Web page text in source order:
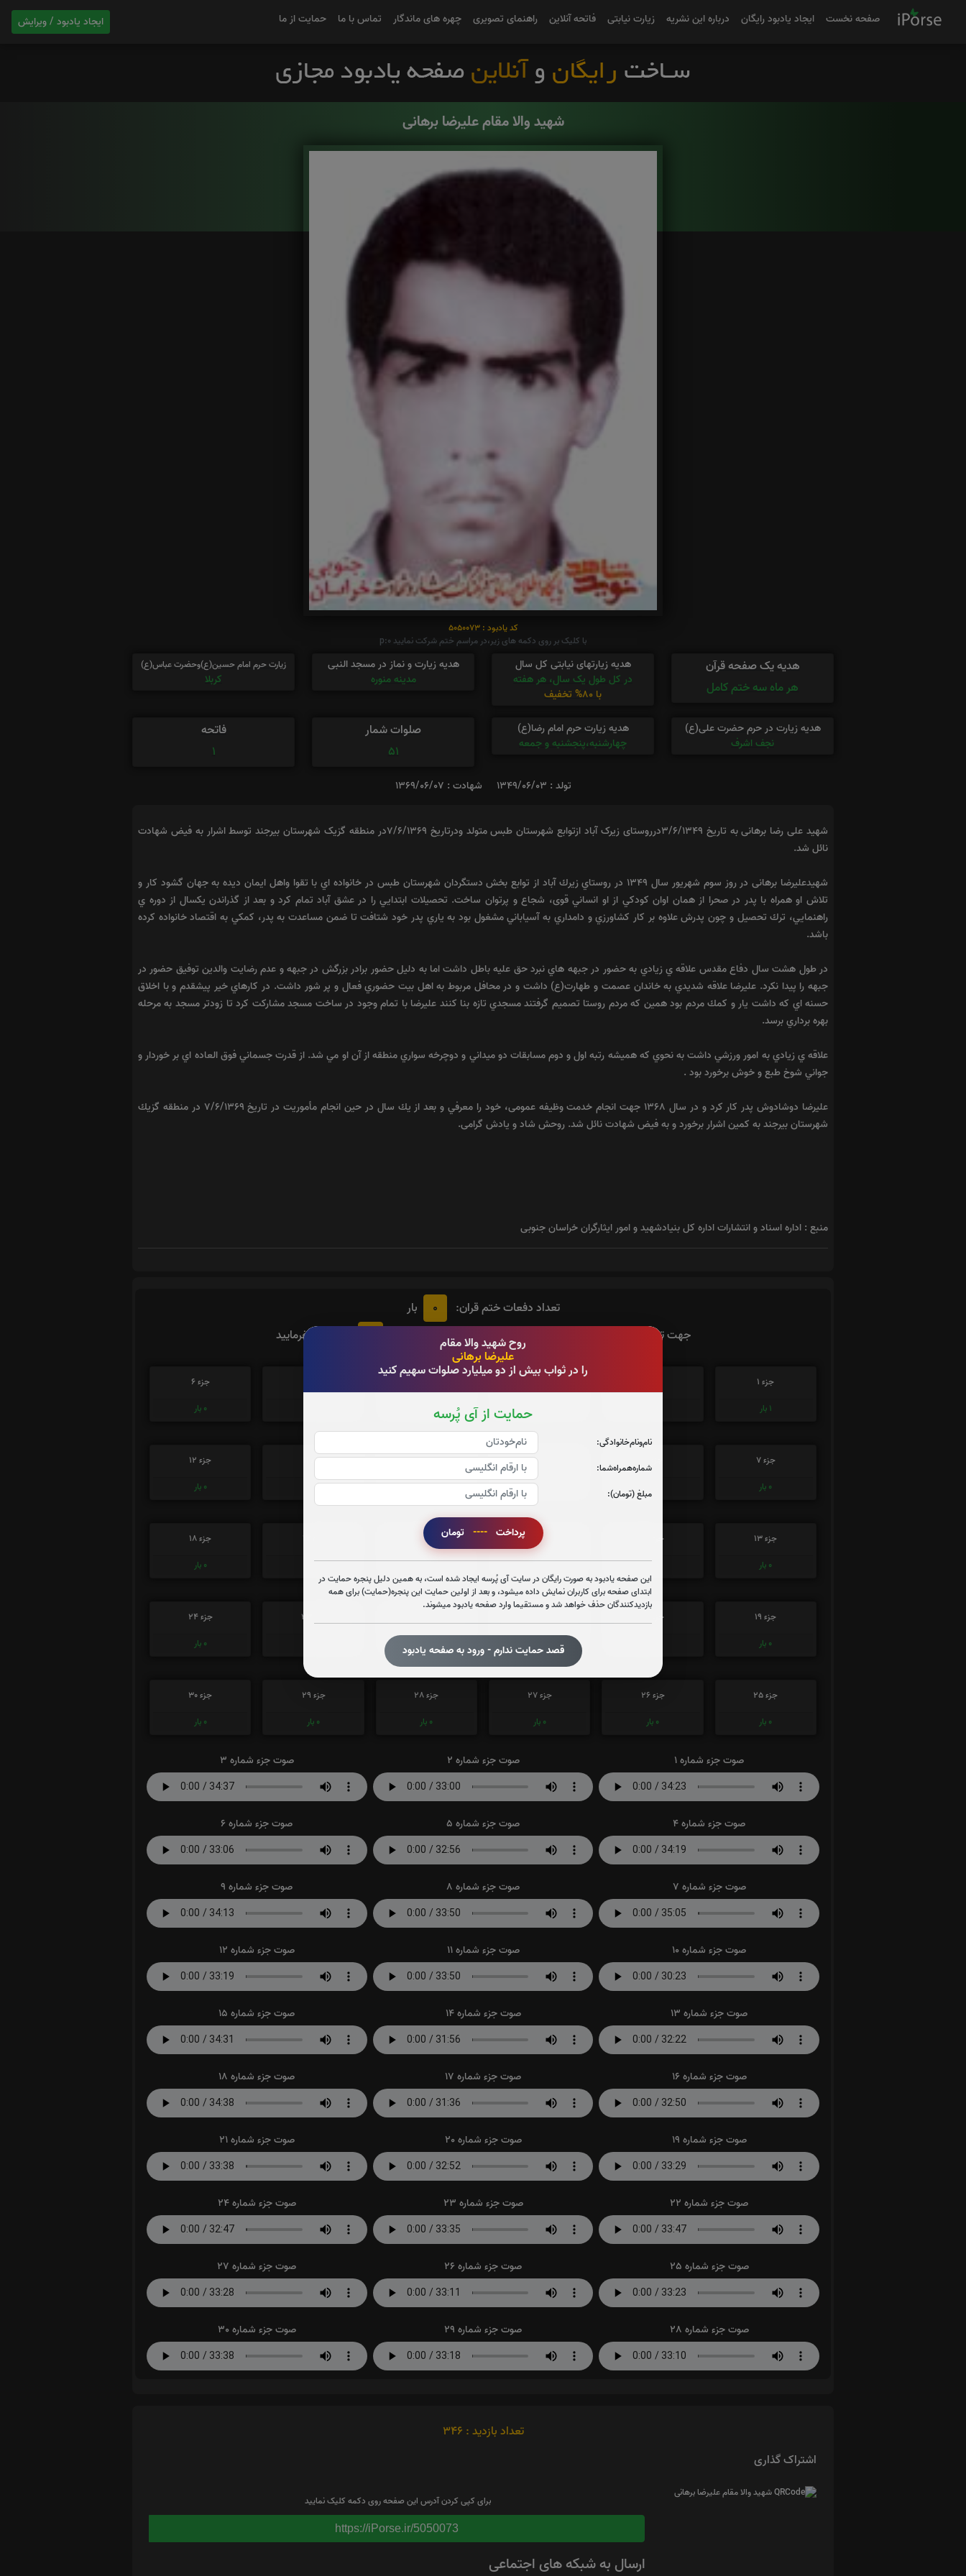
ایجاد یادبود / ویرایش صفحه نخست ایجاد یادبود رایگان درباره این نشریه زیارت نیابتی فاتحه آنلاین راهنمای تصویری چهره های ماندگار تماس با ما حمایت از ما
روح شهید والا مقام
علیرضا برهانی
را در ثواب بیش از دو میلیارد صلوات سهیم کنید
حمایت از آی پُرسه
نام‌و‌نام‌خانوادگی:
شماره‌همراه‌شما:
مبلغ (تومان):
پرداخت ---- تومان
این صفحه یادبود به صورت رایگان در سایت آی پُرسه ایجاد شده است، به همین دلیل پنجره حمایت در
ابتدای صفحه برای کاربران نمایش داده میشود، و بعد از اولین حمایت این پنجره(حمایت) برای همه
بازدیدکنندگان حذف خواهد شد و مستقیما وارد صفحه یادبود میشوند.
قصد حمایت ندارم - ورود به صفحه یادبود
شهید والا مقام علیرضا برهانی
کد یادبود : 5050073
با کلیک بر روی دکمه های زیر،در مراسم ختم شرکت نمایید p:0
هدیه یک صفحه قرآن
هر ماه سه ختم کامل
هدیه زیارتهای نیابتی کل سال
در کل طول یک سال، هر هفته
با 80% تخفیف
هدیه زیارت و نماز در مسجد النبی
مدینه منوره
زیارت حرم امام حسین(ع)وحضرت عباس(ع)
کربلا
هدیه زیارت در حرم حضرت علی(ع)
نجف اشرف
هدیه زیارت حرم امام رضا(ع)
چهارشنبه،پنجشنبه و جمعه
صلوات شمار
51
فاتحه
1
تولد : 1349/06/03 شهادت : 1369/06/07
شهید علی رضا برهانی به تاریخ 3/6/1349درروستای زیرک آباد ازتوابع شهرستان طبس متولد ودرتاریخ 7/6/1369در منطقه گزیک شهرستان بیرجند توسط اشرار به فیض شهادت
نائل شد.
شهیدعليرضا برهانی در روز سوم شهریور سال 1349 در روستاي زيرك آباد از توابع بخش دستگردان شهرستان طبس در خانواده اي با تقوا واهل ايمان ديده به جهان گشود كار و
تلاش او همراه با پدر در صحرا از همان اوان كودكي از او انساني قوی، شجاع و پرتوان ساخت. تحصيلات ابتدايي را در عشق آباد تمام كرد و بعد از گذراندن يكسال از دوره ي
راهنمايي، ترك تحصيل و چون پدرش علاوه بر كار كشاورزي و دامداري به آسياباني مشغول بود به ياري پدر خود شتافت تا ضمن مساعدت به پدر، كمكي به اقتصاد خانواده كرده
باشد.
در طول هشت سال دفاع مقدس علاقه ي زيادي به حضور در جبهه هاي نبرد حق عليه باطل داشت اما به دليل حضور برادر بزرگش در جبهه و عدم رضايت والدين توفيق حضور در
جبهه را پيدا نكرد. عليرضا علاقه شديدي به خاندان عصمت و طهارت(ع) داشت و در محافل مربوط به اهل بيت حضوري فعال و پر شور داشت. در كارهاي خير پيشقدم و با اخلاق
حسنه اي كه داشت يار و كمك مردم بود همين كه مردم روستا تصميم گرفتند مسجدي تازه بنا كنند عليرضا با تمام وجود در ساخت مسجد مشاركت كرد تا زودتر مسجد به مرحله
بهره برداري برسد.
علاقه ي زيادي به امور ورزشي داشت به نحوي كه هميشه رتبه اول و دوم مسابقات دو ميداني و دوچرخه سواري منطقه از آن او مي شد. از قدرت جسماني فوق العاده اي بر خوردار و
جواني شوخ طبع و خوش برخورد بود .
عليرضا دوشادوش پدر كار كرد و در سال 1368 جهت انجام خدمت وظيفه عمومی، خود را معرفي و بعد از يك سال در حين انجام مأموريت در تاريخ 7/6/1369 در منطقه گزيك
شهرستان بيرجند به كمين اشرار برخورد و به فیض شهادت نائل شد. روحش شاد و یادش گرامی.
منبع : اداره اسناد و انتشارات اداره کل بنیادشهید و امور ایثارگران خراسان جنوبی
تعداد دفعات ختم قران: 0
بار
جهت تسریع در ختم قرآن کریم پیشنهاد میشود حضرتعالی جزء شماره
را قرائت بفرمایید
جزء 1
1 بار
جزء 6
0 بار
جزء 7
0 بار
جزء 9
بار
جزء 10
0بار
جزء 11
0
جزء 12
0 بار
جزء 13
0 بار
جزء 14
بار
جزء 15
0بار
جزء 16
0بار
0بار
جزء 18
0 بار
جزء 19
0 بار
جزء 20
بار
جزء 24
0 بار
جزء 25
0 بار
جزء 26
0 بار
جزء 27
0 بار
جزء 28
0 بار
جزء 29
0 بار
جزء 30
0 بار
صوت جزء شماره 1 صوت جزء شماره 2 صوت جزء شماره 3
صوت جزء شماره 4 صوت جزء شماره 5 صوت جزء شماره 6
صوت جزء شماره 7 صوت جزء شماره 8 صوت جزء شماره 9
صوت جزء شماره 10 صوت جزء شماره 11 صوت جزء شماره 12
صوت جزء شماره 13 صوت جزء شماره 14 صوت جزء شماره 15
صوت جزء شماره 16 صوت جزء شماره 17 صوت جزء شماره 18
صوت جزء شماره 19 صوت جزء شماره 20 صوت جزء شماره 21
صوت جزء شماره 22 صوت جزء شماره 23 صوت جزء شماره 24
صوت جزء شماره 25 صوت جزء شماره 26 صوت جزء شماره 27
صوت جزء شماره 28 صوت جزء شماره 29 صوت جزء شماره 30
تعداد بازدید : 346
اشتراک گذاری
برای کپی کردن آدرس این صفحه روی دکمه کلیک نمایید
https://iPorse.ir/5050073
ارسال به شبکه های اجتماعی